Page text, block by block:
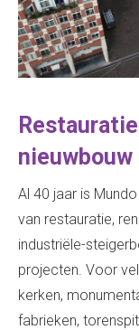
Al 40 jaar is
van restauratie,
industriële-
projecten. Voor
kerken,
fabrieken,